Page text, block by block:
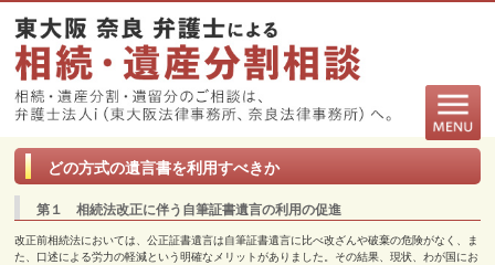
どの方式の遺言書を利用すべきか
第１ 相続法改正に伴う自筆証書遺言の利用の促進
改正前相続法においては、公正証書遺言は自筆証書遺言に比べ改ざんや破棄の危険がなく、ま
た、口述による労力の軽減という明確なメリットがありました。その結果、現状、わが国にお